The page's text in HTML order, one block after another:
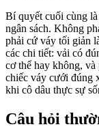
Bí quyết cuối cùng
ngân sách. Không
phải cứ váy tối giản
các chi tiết: vải có
cơ thể hay không,
chiếc váy cưới đúng
khi cô dâu thực sự
Câu hỏi